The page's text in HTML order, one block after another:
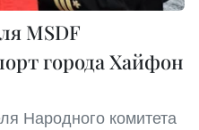
MSDF
города Хайфон
Народного комитета